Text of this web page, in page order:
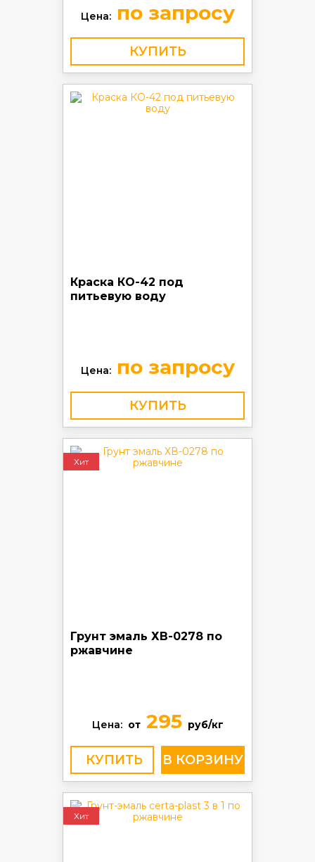
Цена:по запросу
КУПИТЬ
Краска КО-42 под
питьевую воду
Цена:по запросу
КУПИТЬ
Хит
Грунт эмаль ХВ-0278 по
ржавчине
Цена: от295 руб/кг
КУПИТЬ
Хит